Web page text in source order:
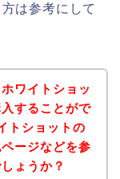
は参考にして
ワイトショッ
することがで
トショットの
ージなどを参
ょうか？